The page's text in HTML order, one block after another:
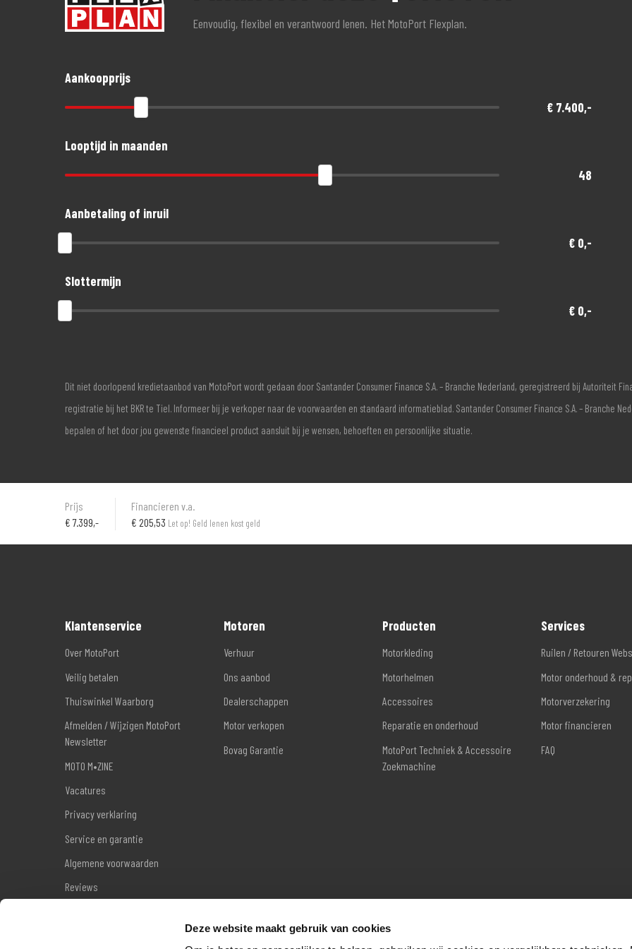
Deze website maakt gebruik van cookies
Ook voor de verhuur van motoren kun je bij ons terecht. Kijk voor de voorwaarden op de verhuursite.
Kom eens langs in onze mooie en zeer complete showroom. En .. de koffie staat klaar.
Eenvoudig, flexibel en verantwoord lenen. Het MotoPort Flexplan.
Aankoopprijs
€ 7.400,-
Looptijd in maanden
48
Aanbetaling of inruil
€ 0,-
Slottermijn
€ 0,-
Dit niet doorlopend kredietaanbod van MotoPort wordt gedaan door Santander Consumer Finance S.A. – Branche Nederland, geregistreerd bij Autoriteit
registratie bij het BKR te Tiel. Informeer bij je verkoper naar de voorwaarden en standaard informatieblad. Santander Consumer Finance S.A. – Branche
bepalen of het door jou gewenste financieel product aansluit bij je wensen, behoeften en persoonlijke situatie.
Prijs
€ 7.399,-
Financieren v.a.
€ 205,53 Let op! Geld lenen kost geld
Klantenservice
Over MotoPort
Veilig betalen
Thuiswinkel Waarborg
Afmelden / Wijzigen MotoPort
Newsletter
MOTO M•ZINE
Vacatures
Privacy verklaring
Service en garantie
Algemene voorwaarden
Reviews
Motoren
Verhuur
Ons aanbod
Dealerschappen
Motor verkopen
Bovag Garantie
Producten
Motorkleding
Motorhelmen
Accessoires
Reparatie en onderhoud
MotoPort Techniek & Accessoire
Zoekmachine
Services
Ruilen / Retouren
Motor onderhoud &
Motorverzekering
Motor financieren
FAQ